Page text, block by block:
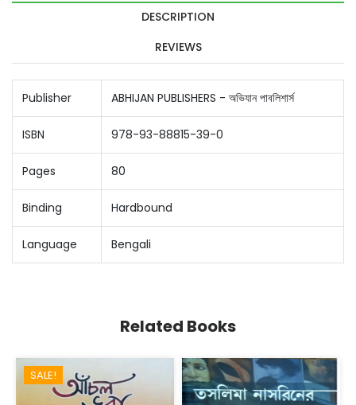
DESCRIPTION
REVIEWS
Publisher ABHIJAN PUBLISHERS - অভিযান পাবলিশার্স
ISBN 978-93-88815-39-0
Pages 80
Binding Hardbound
Language Bengali
Related Books
SALE!